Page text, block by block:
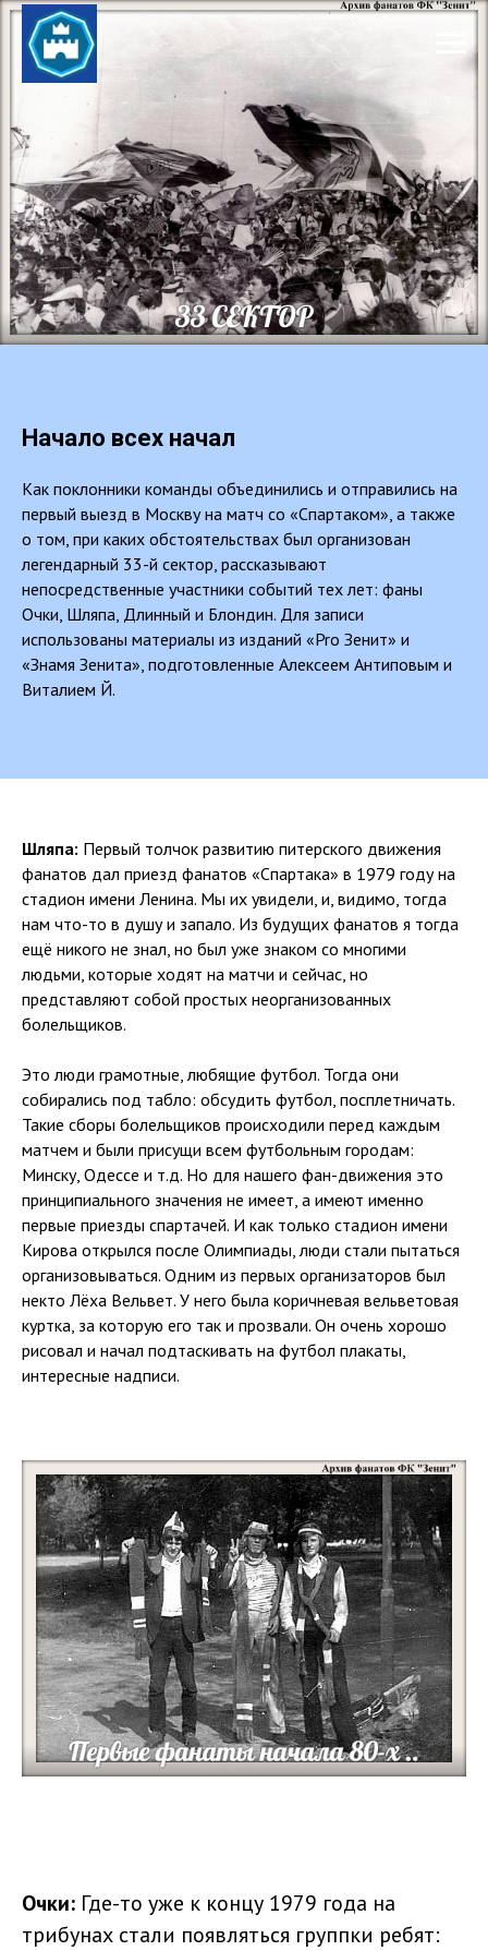
Начало всех начал
Как поклонники команды объединились и отправились на
первый выезд в Москву на матч со «Спартаком», а также
о том, при каких обстоятельствах был организован
легендарный 33-й сектор, рассказывают
непосредственные участники событий тех лет: фаны
Очки, Шляпа, Длинный и Блондин. Для записи
использованы материалы из изданий «Pro Зенит» и
«Знамя Зенита», подготовленные Алексеем Антиповым и
Виталием Й.
Шляпа: Первый толчок развитию питерского движения
фанатов дал приезд фанатов «Спартака» в 1979 году на
стадион имени Ленина. Мы их увидели, и, видимо, тогда
нам что-то в душу и запало. Из будущих фанатов я тогда
ещё никого не знал, но был уже знаком со многими
людьми, которые ходят на матчи и сейчас, но
представляют собой простых неорганизованных
болельщиков.
Это люди грамотные, любящие футбол. Тогда они
собирались под табло: обсудить футбол, посплетничать.
Такие сборы болельщиков происходили перед каждым
матчем и были присущи всем футбольным городам:
Минску, Одессе и т.д. Но для нашего фан-движения это
принципиального значения не имеет, а имеют именно
первые приезды спартачей. И как только стадион имени
Кирова открылся после Олимпиады, люди стали пытаться
организовываться. Одним из первых организаторов был
некто Лёха Вельвет. У него была коричневая вельветовая
куртка, за которую его так и прозвали. Он очень хорошо
рисовал и начал подтаскивать на футбол плакаты,
интересные надписи.
Очки: Где-то уже к концу 1979 года на
трибунах стали появляться группки ребят: